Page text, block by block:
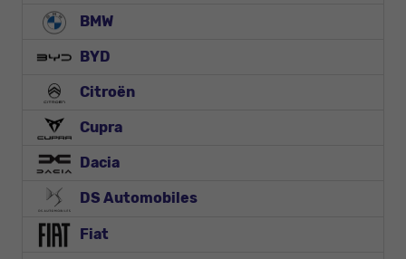
BMW
BYD
Citroën
Cupra
Dacia
DS Automobiles
Fiat